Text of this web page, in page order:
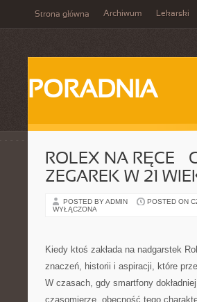
Strona główna Archiwum Lekarski
PORADNIA
ROLEX NA RĘCE –
ZEGAREK W 21
POSTED BY ADMIN POSTED ON
WYŁĄCZONA
Kiedy ktoś zakłada na nadgarstek
znaczeń, historii i aspiracji, które
W czasach, gdy smartfony
czasomierze, obecność tego